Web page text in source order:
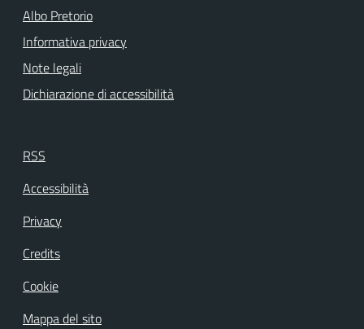
Albo Pretorio
Informativa privacy
Note legali
Dichiarazione di accessibilità
RSS
Accessibilità
Privacy
Credits
Cookie
Mappa del sito